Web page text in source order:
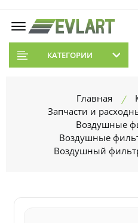
КАТЕГОРИИ
Главная
Запчасти и
Воздушные
Воздушные
Воздушный